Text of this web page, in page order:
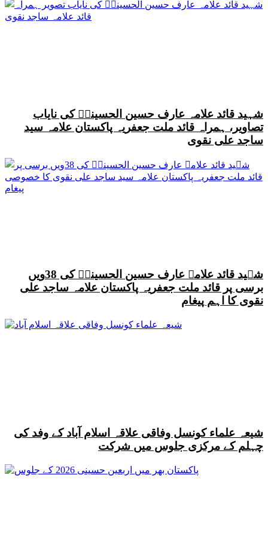
شہید قائد علامہ عارف حسین الحسینیؒ کی نایاب
تصاویر، ہمراہ قائد ملت جعفریہ پاکستان علامہ سید
ساجد علی نقوی
شہید قائد علامہ عارف حسین الحسینیؒ کی 38ویں
برسی پر قائد ملت جعفریہ پاکستان علامہ ساجد علی
نقوی کا اہم پیغام
شیعہ علماء کونسل وفاقی علاقہ اسلام آباد کے وفد کی
چہلم کے مرکزی جلوس میں شرکت